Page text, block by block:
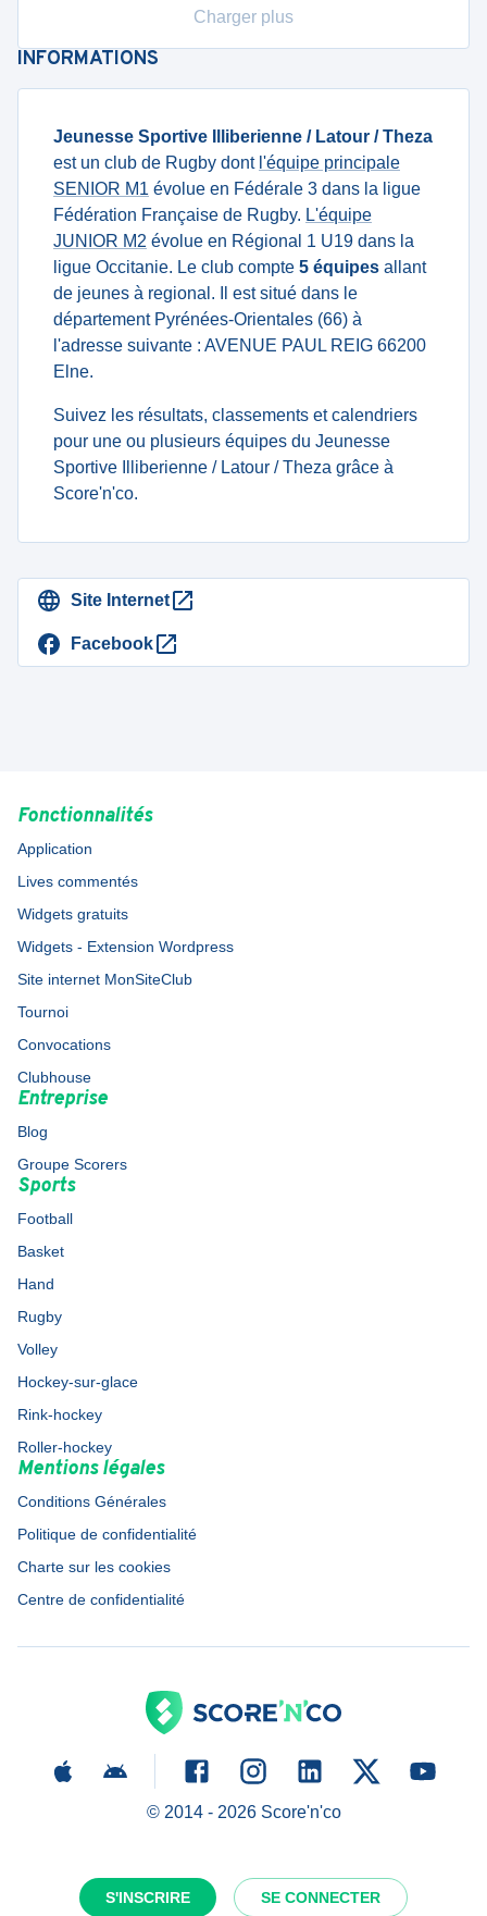
S'INSCRIRE SE CONNECTER
Charger plus
INFORMATIONS
Jeunesse Sportive Illiberienne / Latour / Theza
est un club de Rugby dont l'équipe principale
SENIOR M1 évolue en Fédérale 3 dans la ligue
Fédération Française de Rugby. L'équipe
JUNIOR M2 évolue en Régional 1 U19 dans la
ligue Occitanie. Le club compte 5 équipes allant
de jeunes à regional. Il est situé dans le
département Pyrénées-Orientales (66) à
l'adresse suivante : AVENUE PAUL REIG 66200
Elne.
Suivez les résultats, classements et calendriers
pour une ou plusieurs équipes du Jeunesse
Sportive Illiberienne / Latour / Theza grâce à
Score'n'co.
Site Internet
Facebook
Fonctionnalités
Application
Lives commentés
Widgets gratuits
Widgets - Extension Wordpress
Site internet MonSiteClub
Tournoi
Convocations
Clubhouse
Entreprise
Blog
Groupe Scorers
Sports
Football
Basket
Hand
Rugby
Volley
Hockey-sur-glace
Rink-hockey
Roller-hockey
Mentions légales
Conditions Générales
Politique de confidentialité
Charte sur les cookies
Centre de confidentialité
© 2014 - 2026Score'n'co